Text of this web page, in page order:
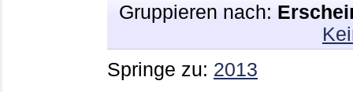
Gruppieren nach:
Springe zu: 2013